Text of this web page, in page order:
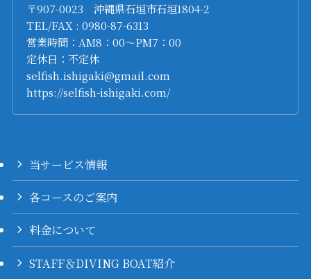
〒907-0023 沖縄県石垣市石垣1804-2
TEL/FAX : 0980-87-6313
営業時間：AM8：00～PM7：00
定休日：不定休
selfish.ishigaki@gmail.com
https://selfish-ishigaki.com/
当サービス情報
各コースのご案内
料金について
STAFF＆DIVING BOAT紹介